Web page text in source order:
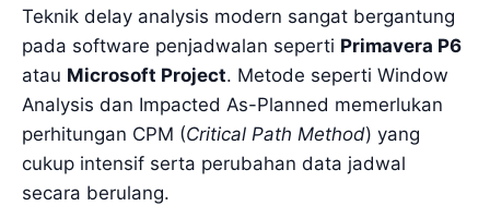
Teknik delay analysis modern sangat bergantung
pada software penjadwalan seperti Primavera P6
atau Microsoft Project. Metode seperti Window
Analysis dan Impacted As-Planned memerlukan
perhitungan CPM (Critical Path Method) yang
cukup intensif serta perubahan data jadwal
secara berulang.